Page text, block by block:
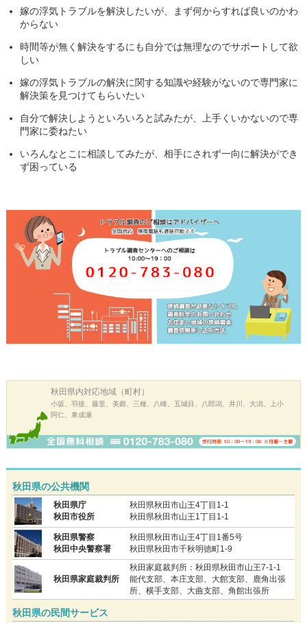
嫁の浮気トラブルを解決したいが、まず何からすれば良いのかわ
からない
時間等が無く解決をするにも自分では無理なのでサポートして欲
しい
嫁の浮気トラブルの解決に関する知識や経験がないので専門家に
解決策を見つけてもらいたい
自分で解決しようといろいろと試みたが、上手くいかないので専
門家に委ねたい
いろんなとこに相談してみたが、相手にされず一向に解決ができ
ず困っている
秋田県内対応地域（町村）
小坂、羽後、藤里、美郷、三種、八峰、五城目、八郎潟、井川、大潟、上小
阿仁、東成瀬
秋田県の公共機関
秋田県庁
秋田市役所
秋田県秋田市山王4丁目1-1
秋田県秋田市山王1丁目1-1
秋田県警察
秋田中央警察署
秋田県秋田市山王4丁目1番5号
秋田県秋田市千秋明徳町1-9
秋田県家庭裁判所
秋田家庭裁判所：秋田県秋田市山王7-1-1
能代支部、本庄支部、大館支部、鹿角出張
所、横手支部、大曲支部、角館出張所
秋田県の民間サービス